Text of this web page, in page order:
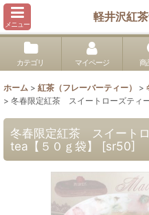
メニュー
軽井沢紅
カテゴリ マイページ 商
ホーム > 紅茶（フレーバーティー） >
> 冬春限定紅茶 スイートローズティ
冬春限定紅茶 スイート
tea【５０ｇ袋】
[sr50]